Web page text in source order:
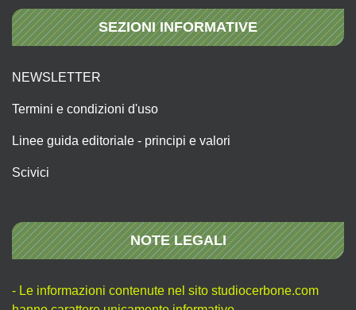
SEZIONI INFORMATIVE
NEWSLETTER
Termini e condizioni d'uso
Linee guida editoriale - principi e valori
Scivici
NOTE LEGALI
- Le informazioni contenute nel sito studiocerbone.com